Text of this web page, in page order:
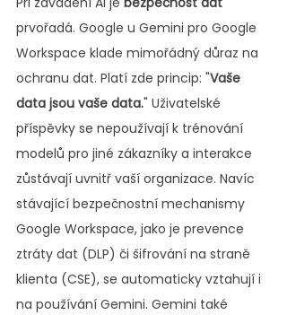
prvořadá. Google u Gemini pro Google
Workspace klade mimořádný důraz na
ochranu dat. Platí zde princip: "Vaše
data jsou vaše data." Uživatelské
příspěvky se nepoužívají k trénování
modelů pro jiné zákazníky a interakce
zůstávají uvnitř vaší organizace. Navíc
stávající bezpečnostní mechanismy
Google Workspace, jako je prevence
ztráty dat (DLP) či šifrování na straně
klienta (CSE), se automaticky vztahují i
na používání Gemini. Gemini také